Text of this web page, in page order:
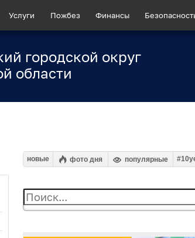
Услуги Пожбез Финансы
городской округ
области
новые фото дня популярные